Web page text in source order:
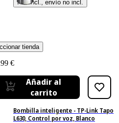
IVA incl., envío no incl.
tienda
€
Añadir al
carrito
Bombilla inteligente - TP-Link Tapo
L630, Control por voz, Blanco